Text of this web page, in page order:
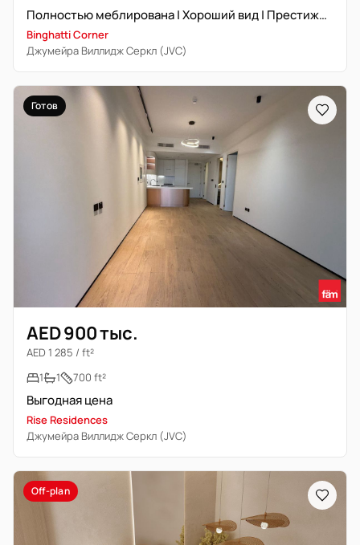
Полностью меблирована | Хороший вид | Престижный район
Binghatti Corner
Джумейра Виллидж Серкл (JVC)
Готов
AED 900 тыс.
AED 1 285 / ft²
1
1 700 ft²
Выгодная цена
Rise Residences
Джумейра Виллидж Серкл (JVC)
Off-plan